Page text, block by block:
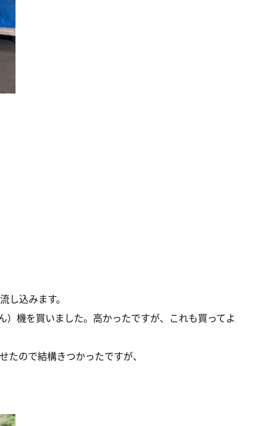
込みます。
機を買いました。高かったですが、これも買ってよ
ので結構きつかったですが、